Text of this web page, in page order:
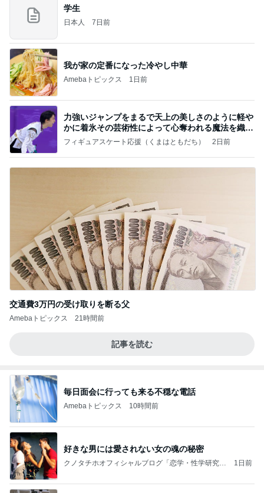
学生
日本人 7日前
我が家の定番になった冷やし中華
Amebaトピックス 1日前
力強いジャンプをまるで天上の美しさのように軽や
かに着氷その芸術性によって心奪われる魔法を織り
なす
フィギュアスケート応援（くまはともだち） 2日前
交通費3万円の受け取りを断る父
Amebaトピックス 21時間前
記事を読む
毎日面会に行っても来る不穏な電話
Amebaトピックス 10時間前
好きな男には愛されない女の魂の秘密
クノタチホオフィシャルブログ「恋学・性学研究
1日前